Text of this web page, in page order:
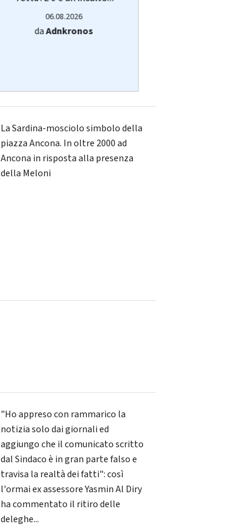
06.08.2026
daAdnkronos
La Sardina-mosciolo simbolo della
piazza Ancona. In oltre 2000 ad
Ancona in risposta alla presenza
della Meloni
"Ho appreso con rammarico la
notizia solo dai giornali ed
aggiungo che il comunicato scritto
dal Sindaco è in gran parte falso e
travisa la realtà dei fatti": così
l'ormai ex assessore Yasmin Al Diry
ha commentato il ritiro delle
deleghe...